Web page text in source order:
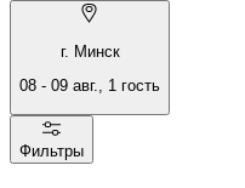
г. Минск
08 - 09 авг., 1 гость
Фильтры